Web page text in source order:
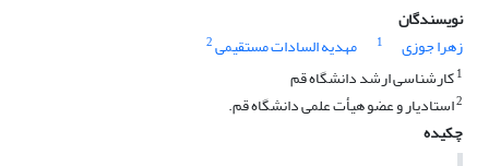
نویسندگان
زهرا جوزی
1 مهدیه السادات مستقیمی2
1کارشناسی ارشد دانشگاه قم
2استادیار و عضو هیأت علمی دانشگاه قم.
چکیده